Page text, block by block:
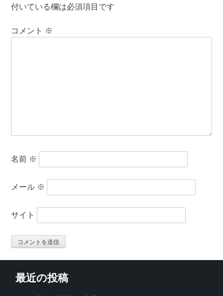
付いている欄は必須項目です
コメント ※
名前 ※
メール ※
サイト
最近の投稿